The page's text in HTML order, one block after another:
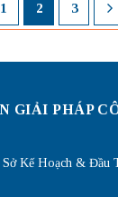
1 2 3
GIẢI PHÁP
Kế Hoạch & Đầu